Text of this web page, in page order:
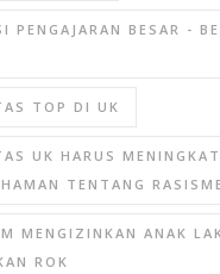
PENGAJARAN BESAR -
TOP DI UK
UK HARUS
TENTANG RASISME
MENGIZINKAN ANAK
ROK